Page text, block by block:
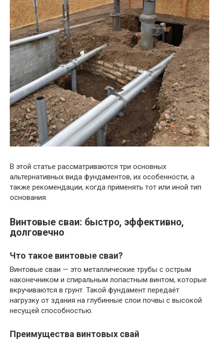
В этой статье рассматриваются три основных
альтернативных вида фундаментов, их особенности, а
также рекомендации, когда применять тот или иной тип
основания.
Винтовые сваи: быстро, эффективно,
долговечно
Что такое винтовые сваи?
Винтовые сваи — это металлические трубы с острым
наконечником и спиральным лопастным винтом, которые
вкручиваются в грунт. Такой фундамент передаёт
нагрузку от здания на глубинные слои почвы с высокой
несущей способностью.
Преимущества винтовых свай